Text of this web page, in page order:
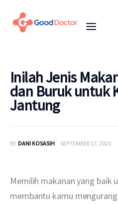
Untuk Bisnis
Inilah Jenis
dan Buruk untuk
Jantung
BY DANI KOSASIH SEPTEMBER 17, 2020
Memilih makanan yang baik
membantu kamu